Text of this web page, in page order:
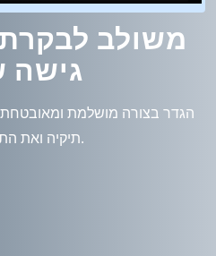
הגדר בצורה מושלמת ומאובטחת
תיקיה ואת התוכן שלה, כמו גם תיקיות משנה.